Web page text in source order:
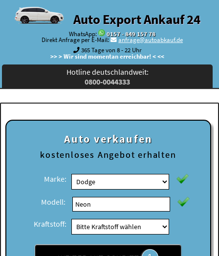
Auto Export Ankauf 24
WhatsApp:
0157 - 849 157 78
Direkt Anfrage per E-Mail:
anfrage@autoabkauf.de
365 Tage von 8 - 22 Uhr
>> > Wir sind momentan erreichbar! < <<
Hotline deutschlandweit:
0800-0044333
Auto verkaufen
kostenloses Angebot erhalten
Marke:
Modell:
Kraftstoff: